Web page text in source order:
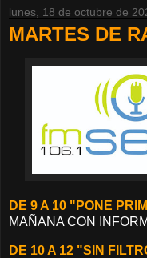
lunes, 18 de octubre de
MARTES DE
DE 9 A 10 "PONE
MAÑANA CON
DE 10 A 12 "SIN